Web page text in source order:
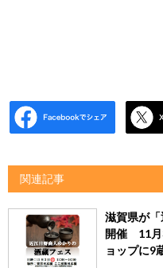
関連記事
滋賀県が「
開催 11月
ョップに9